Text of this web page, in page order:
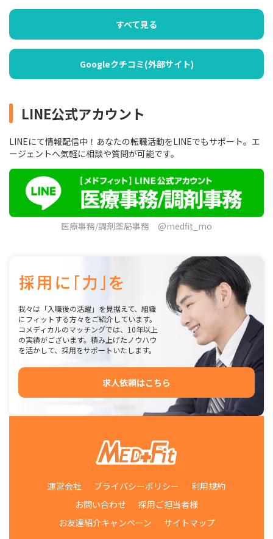
すべて見る
Googleクチコミ(外部サイト)
LINE公式アカウント
LINEにて情報配信中！あなたの転職活動をLINEでもサポート。エ
ージェントへ気軽に相談や質問が可能です。
医療事務/調剤薬局事務 @medfit_mo
我々は「入職後の活躍」を見据えて、組織
にフィットする方々をご紹介しています。
コメディカルのマッチングでは、10年以上
の実績がございます。積み上げたノウハウ
を活かして、採用をサポートいたします。
求人依頼はこちら
運営会社 プライバシーポリシー
利用規約
お問い合わせ
採用ご担当者様
お友達紹介キャンペーン
サイトマップ